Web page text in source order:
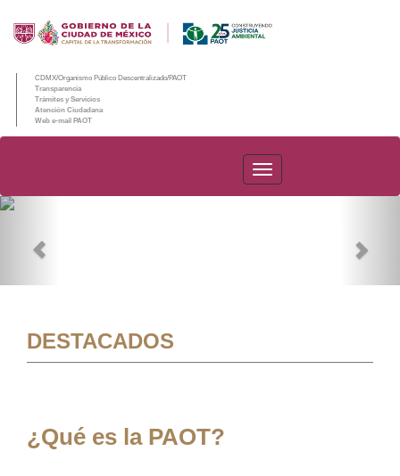
CDMX/Organismo Público Descentralizado/PAOT
Transparencia
Trámites y Servicios
Atención Ciudadana
Web e-mail PAOT
PAOT
DESTACADOS
¿Qué es la PAOT?